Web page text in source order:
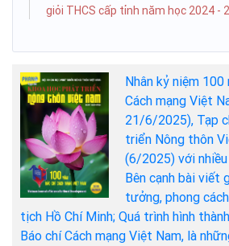
giỏi THCS cấp tỉnh năm học 2024 -
Nhân kỷ niệm 100
Cách mạng Việt
21/6/2025), Tạp
triển Nông thôn
(6/2025) với nhiều
Bên cạnh bài viết
tưởng, phong
tịch Hồ Chí Minh; Quá trình hình
Báo chí Cách mạng Việt Nam, là